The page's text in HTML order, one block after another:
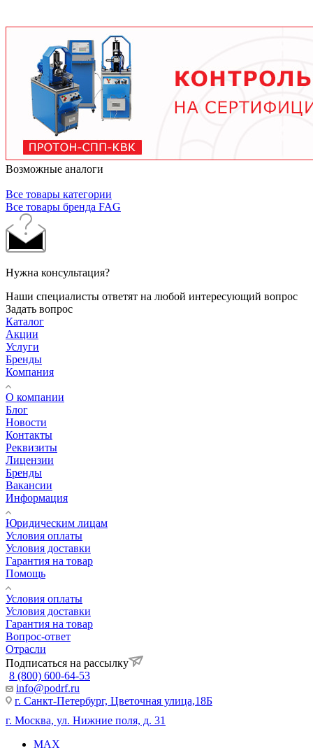
тяжелых условиях до 2 лет при нормальной
эксплуатации. Используйте только
рекомендованные производителем смазочные
материалы.
Возможные аналоги
Все товары категории
Все товары бренда FAG
Нужна консультация?
Наши специалисты ответят на любой интересующий вопрос
Задать вопрос
Каталог
Акции
Услуги
Бренды
Компания
О компании
Блог
Новости
Контакты
Реквизиты
Лицензии
Бренды
Вакансии
Информация
Юридическим лицам
Условия оплаты
Условия доставки
Гарантия на товар
Помощь
Условия оплаты
Условия доставки
Гарантия на товар
Вопрос-ответ
Отрасли
Подписаться на рассылку
8 (800) 600-64-53
info@podrf.ru
г. Санкт-Петербург, Цветочная улица,18Б
г. Москва, ул. Нижние поля, д. 31
MAX